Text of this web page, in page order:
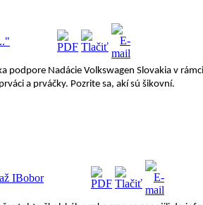
podpore Nadácie Volkswagen Slovakia v
a prváčky. Pozrite sa, akí sú šikovní.
IBobor